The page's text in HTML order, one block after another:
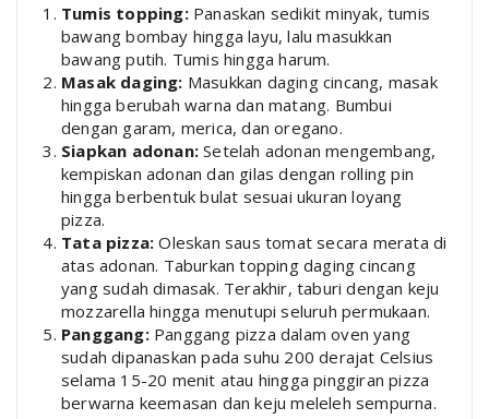
Tumis topping:Panaskan sedikit minyak, tumis
bawang bombay hingga layu, lalu masukkan
bawang putih. Tumis hingga harum.
Masak daging: Masukkan daging cincang, masak
hingga berubah warna dan matang. Bumbui
dengan garam, merica, dan oregano.
Siapkan adonan: Setelah adonan mengembang,
kempiskan adonan dan gilas dengan rolling pin
hingga berbentuk bulat sesuai ukuran loyang
pizza.
Tata pizza: Oleskan saus tomat secara merata di
atas adonan. Taburkan topping daging cincang
yang sudah dimasak. Terakhir, taburi dengan keju
mozzarella hingga menutupi seluruh permukaan.
Panggang:Panggang pizza dalam oven yang
sudah dipanaskan pada suhu 200 derajat Celsius
selama 15-20 menit atau hingga pinggiran pizza
berwarna keemasan dan keju meleleh sempurna.